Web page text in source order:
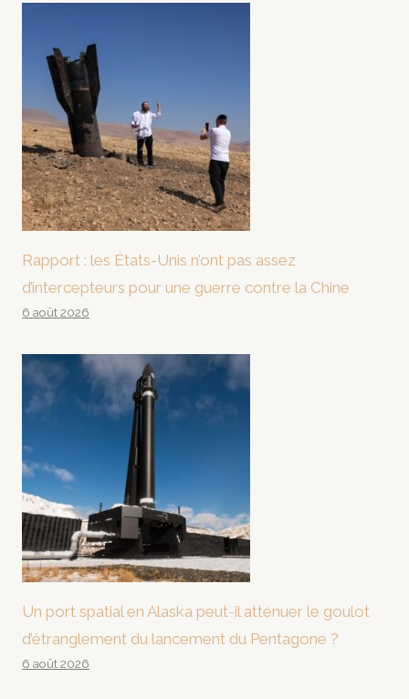
Rapport : les États-Unis n’ont pas assez
d’intercepteurs pour une guerre contre la Chine
6 août 2026
Un port spatial en Alaska peut-il atténuer le goulot
d’étranglement du lancement du Pentagone ?
6 août 2026